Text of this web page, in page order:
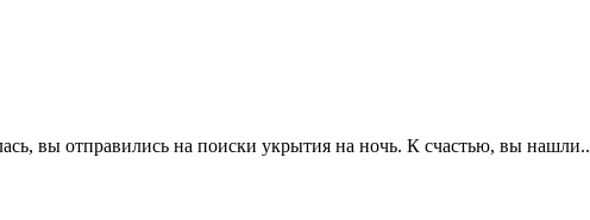
вы отправились на поиски укрытия на ночь. К счастью, вы нашли..